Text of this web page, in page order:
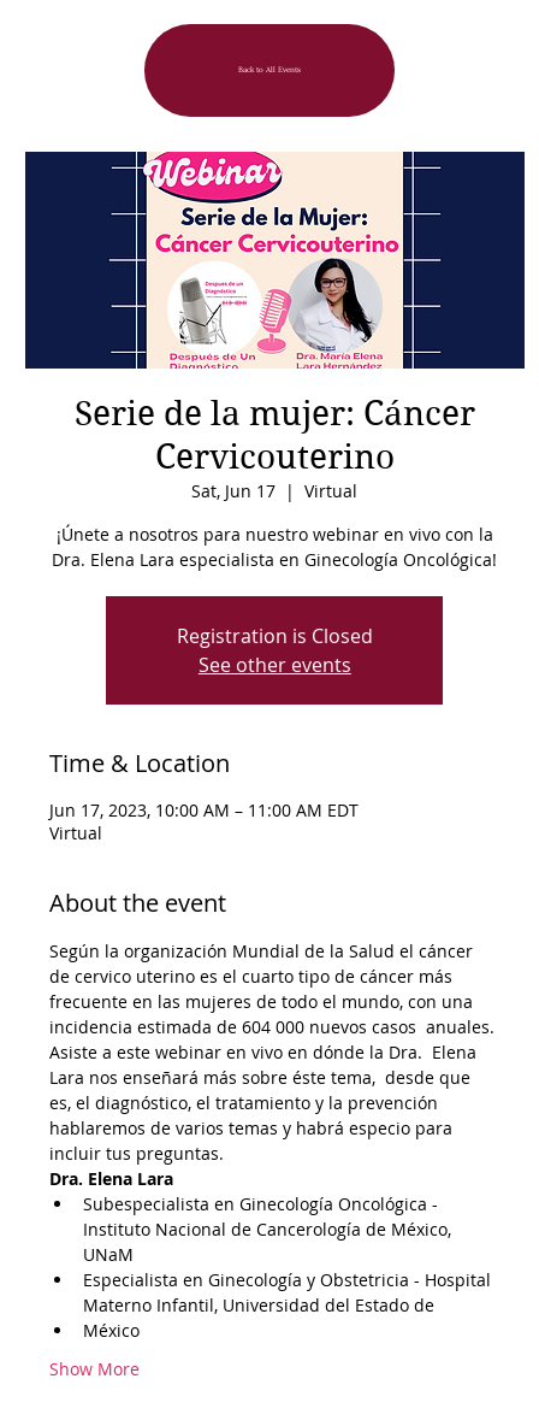
Back to All Events
Serie de la mujer: Cáncer
Cervicouterino
Sat, Jun 17
  |
Virtual
¡Únete a nosotros para nuestro webinar en vivo con la
Dra. Elena Lara especialista en Ginecología Oncológica!
Registration is Closed
See other events
Time & Location
Jun 17, 2023, 10:00 AM – 11:00 AM EDT
Virtual
About the event
Según la organización Mundial de la Salud el cáncer
de cervico uterino es el cuarto tipo de cáncer más
frecuente en las mujeres de todo el mundo, con una
incidencia estimada de 604 000 nuevos casos  anuales.
Asiste a este webinar en vivo en dónde la Dra.  Elena
Lara nos enseñará más sobre éste tema,  desde que
es, el diagnóstico, el tratamiento y la prevención
hablaremos de varios temas y habrá especio para
incluir tus preguntas.
Dra. Elena Lara
Subespecialista en Ginecología Oncológica -
Instituto Nacional de Cancerología de México,
UNaM
Especialista en Ginecología y Obstetricia - Hospital
Materno Infantil, Universidad del Estado de
México
Show More